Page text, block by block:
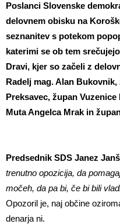
Poslanci Slovenske
delovnem obisku na
seznanitev s potekom
katerimi se ob tem
Dravi, kjer so začeli z
Radelj mag. Alan
Preksavec, župan
Muta Angelca Mrak in
Predsednik SDS Janez
trenutno opozicija, da
močeh, da pa bi, če bi bili
Opozoril je, naj občine
denarja ni.